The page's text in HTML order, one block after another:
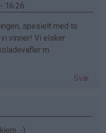
16:26
spesielt med to
vinner! Vi elsker
m
Svar
:-)